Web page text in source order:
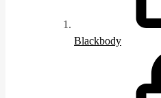
Blackbody